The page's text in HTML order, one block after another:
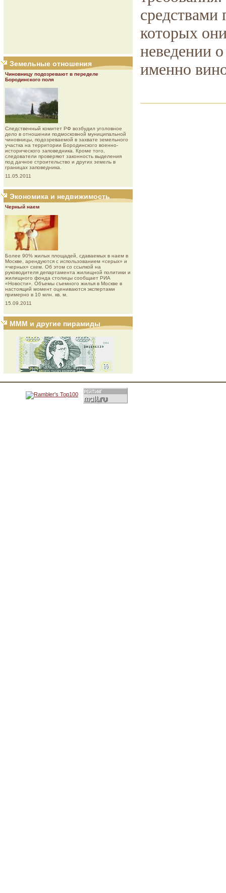
Земельные отношения
Чиновницу подозревают в переделе
Бородинского поля
Следственный комитет РФ возбудил уголовное
дело в отношении подмосковной муниципальной
чиновницы, подозреваемой в захвате земельного
участка на территории Бородинского военно-
исторического заповедника. Кроме того,
следователи проверяют законность выделения
под дачное строительство и других земель в
границах заповедника.
11.05.2011
Экономика и недвижимость
Черный наем
Более 90% жилых площадей, сдаваемых в наем в
Москве, арендуются с использованием «серых» и
«черных» схем. Об этом со ссылкой на
руководителя департамента жилищной политики и
жилищного фонда столицы сообщает РИА
«Новости». Объемы съемного жилья в Москве в
настоящий момент оцениваются экспертами
примерно в 10 млн. кв. м.
15.09.2011
МММ и другие пирамиды
средствами
которых
неведении
именно